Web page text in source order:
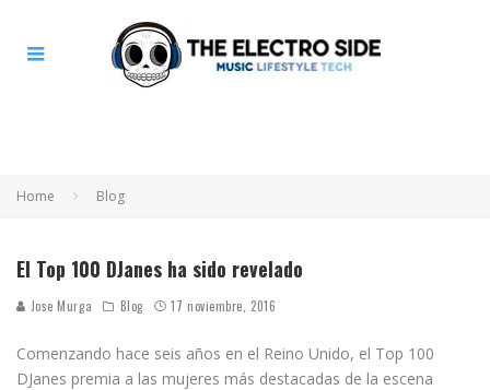
Home Blog
El Top 100 DJanes ha sido revelado
Jose Murga Blog 17 noviembre, 2016
Comenzando hace seis años en el Reino Unido, el Top 100
DJanes premia a las mujeres más destacadas de la escena